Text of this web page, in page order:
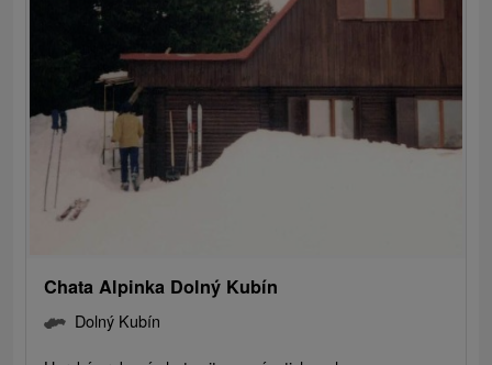
Chata Alpinka Dolný Kubín
Dolný Kubín